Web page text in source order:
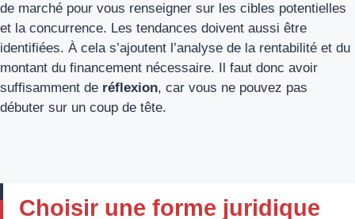
de marché pour vous renseigner sur les cibles potentielles
et la concurrence. Les tendances doivent aussi être
identifiées. À cela s’ajoutent l’analyse de la rentabilité et du
montant du financement nécessaire. Il faut donc avoir
suffisamment de réflexion, car vous ne pouvez pas
débuter sur un coup de tête.
Choisir une forme juridique